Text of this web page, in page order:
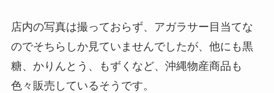
店内の写真は撮っておらず、アガラサー目当てな
のでそちらしか見ていませんでしたが、他にも黒
糖、かりんとう、もずくなど、沖縄物産商品も
色々販売しているそうです。